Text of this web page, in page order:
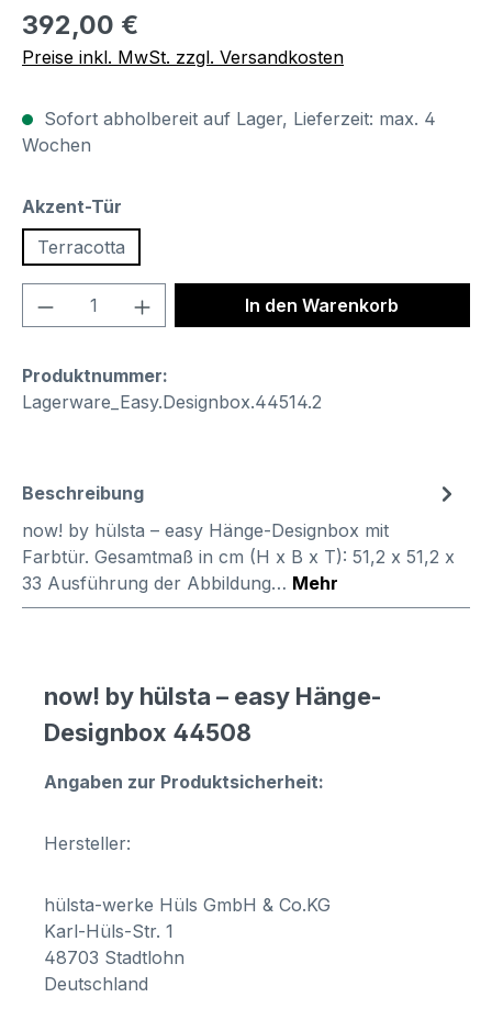
Regulärer Preis:
392,00 €
Preise inkl. MwSt. zzgl. Versandkosten
Sofort abholbereit auf Lager, Lieferzeit: max. 4
Wochen
Akzent-Tür
Terracotta
Produkt Anzahl: Gib denIn den Warenkorb
Produktnummer:
Lagerware_Easy.Designbox.44514.2
Beschreibung
now! by hülsta – easy Hänge-Designbox mit
Farbtür. Gesamtmaß in cm (H x B x T): 51,2 x 51,2 x
33 Ausführung der Abbildung… Mehr
now! by hülsta – easy Hänge-
Designbox 44508
Angaben zur Produktsicherheit:
Hersteller:
hülsta-werke Hüls GmbH & Co.KG
Karl-Hüls-Str. 1
48703 Stadtlohn
Deutschland